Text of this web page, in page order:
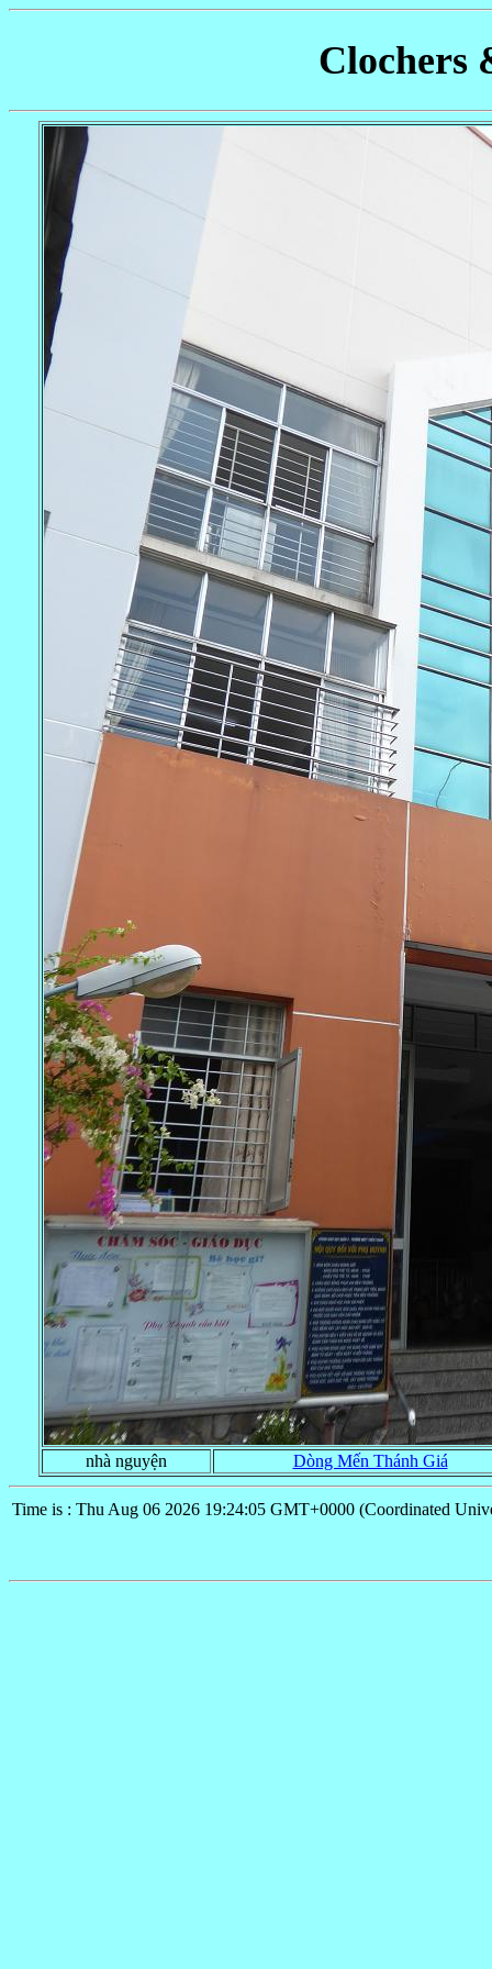
Clochers
nhà nguyện Dòng Mến Thánh Giá
Time is : Thu Aug 06 2026 19:24:05 GMT+0000 (Coordinated